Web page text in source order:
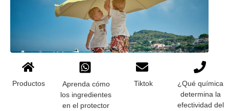
Consideraciones Ambientales Y De Seguridad
2025-04-25
Productos
Aprenda cómo
los ingredientes
en el protector
Tiktok
¿Qué química
determina la
efectividad del